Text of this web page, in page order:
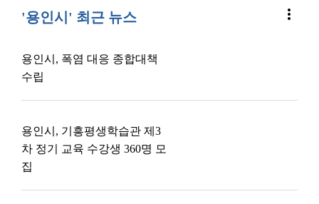
'용인시' 최근 뉴스 more_vert
용인시, 폭염 대응 종합대책
수립
용인시, 기흥평생학습관 제3
차 정기 교육 수강생 360명 모
집